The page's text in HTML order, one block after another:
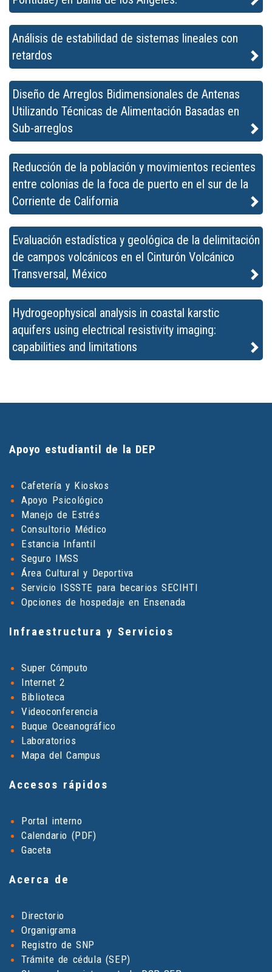
Análisis de estabilidad de sistemas lineales con
retardos
Diseño de Arreglos Bidimensionales de Antenas
Utilizando Técnicas de Alimentación Basadas en
Sub-arreglos
Reducción de la población y movimientos recientes
entre colonias de la foca de puerto en el sur de la
Corriente de California
Evaluación estadística y geológica de la delimitación
de campos volcánicos en el Cinturón Volcánico
Transversal, México
Hydrogeophysical analysis in coastal karstic
aquifers using electrical resistivity imaging:
capabilities and limitations
Apoyo estudiantil de la DEP
Cafetería y Kioskos
Apoyo Psicológico
Manejo de Estrés
Consultorio Médico
Estancia Infantil
Seguro IMSS
Área Cultural y Deportiva
Servicio ISSSTE para becarios SECIHTI
Opciones de hospedaje en Ensenada
Infraestructura y Servicios
Super Cómputo
Internet 2
Biblioteca
Videoconferencia
Buque Oceanográfico
Laboratorios
Mapa del Campus
Accesos rápidos
Portal interno
Calendario (PDF)
Gaceta
Acerca de
Directorio
Organigrama
Registro de SNP
Trámite de cédula (SEP)